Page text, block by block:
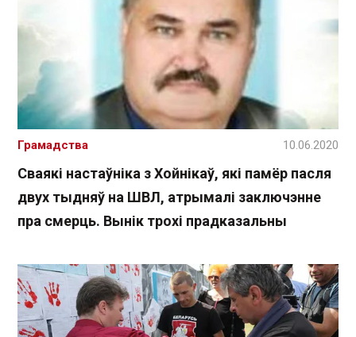
Сваякі настаўніка з Хойнікаў, які памёр пасля
двух тыдняў на ШВЛ, атрымалі заключэнне
пра смерць. Вынік трохі прадказальны
Грамадства 10.06.2020